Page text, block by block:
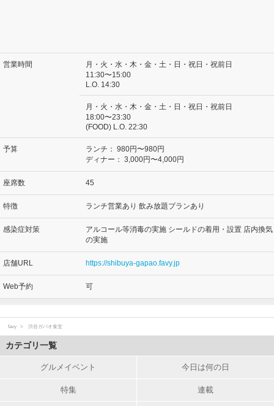
営業時間
月・火・水・木・金・土・日・祝日・祝前日
11:30〜15:00
L.O. 14:30
月・火・水・木・金・土・日・祝日・祝前日
18:00〜23:30
(FOOD) L.O. 22:30
予算 ランチ： 980円〜980円
ディナー： 3,000円〜4,000円
座席数 45
特徴 ランチ営業あり 飲み放題プランあり
感染症対策
アルコール等消毒の実施 シールドの着用・設置 店内換気
の実施
店舗URL https://shibuya-gapao.favy.jp
Web予約 可
favy 渋谷ガパオ食堂
カテゴリ一覧
グルメイベント 今日は何の日
特集 連載